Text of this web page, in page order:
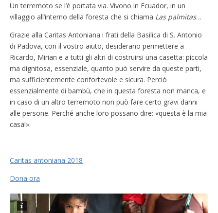
Un terremoto se l’è portata via. Vivono in Ecuador, in un
villaggio all’interno della foresta che si chiama Las palmitas…
Grazie alla Caritas Antoniana i frati della Basilica di S. Antonio
di Padova, con il vostro aiuto, desiderano permettere a
Ricardo, Mirian e a tutti gli altri di costruirsi una casetta: piccola
ma dignitosa, essenziale, quanto può servire da queste parti,
ma sufficientemente confortevole e sicura. Perciò
essenzialmente di bambù, che in questa foresta non manca, e
in caso di un altro terremoto non può fare certo gravi danni
alle persone. Perché anche loro possano dire: «questa è la mia
casa!».
Caritas antoniana 2018
Dona ora